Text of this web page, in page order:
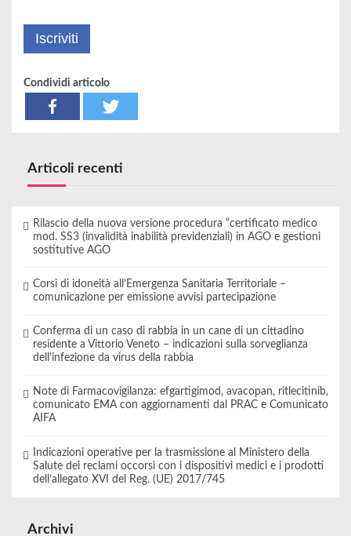
Condividi articolo
Articoli recenti
Rilascio della nuova versione procedura “certificato medico
mod. SS3 (invalidità inabilità previdenziali) in AGO e gestioni
sostitutive AGO
Corsi di idoneità all’Emergenza Sanitaria Territoriale –
comunicazione per emissione avvisi partecipazione
Conferma di un caso di rabbia in un cane di un cittadino
residente a Vittorio Veneto – indicazioni sulla sorveglianza
dell’infezione da virus della rabbia
Note di Farmacovigilanza: efgartigimod, avacopan, ritlecitinib,
comunicato EMA con aggiornamenti dal PRAC e Comunicato
AIFA
Indicazioni operative per la trasmissione al Ministero della
Salute dei reclami occorsi con i dispositivi medici e i prodotti
dell’allegato XVI del Reg. (UE) 2017/745
Archivi